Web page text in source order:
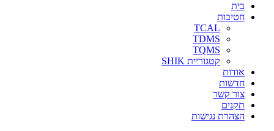
בית
חטיבות
TCAL
TDMS
TQMS
קטגוריית SHIK
אודות
חדשות
צור קשר
תקנים
הצהרת נגישות